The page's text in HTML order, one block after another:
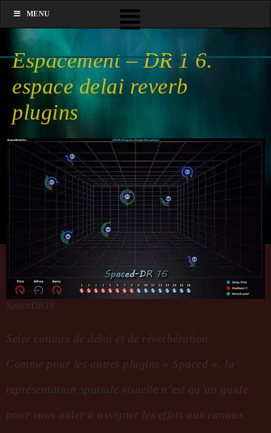
Espacement – DR 1 6.
espace delai reverb
plugins
SpaceDR16
Seize canaux de délai et de réverbération.
Comme pour les autres plugins « Spaced », la
représentation spatiale visuelle n’est qu’un guide
pour vous aider à assigner les effets aux canaux
MENU